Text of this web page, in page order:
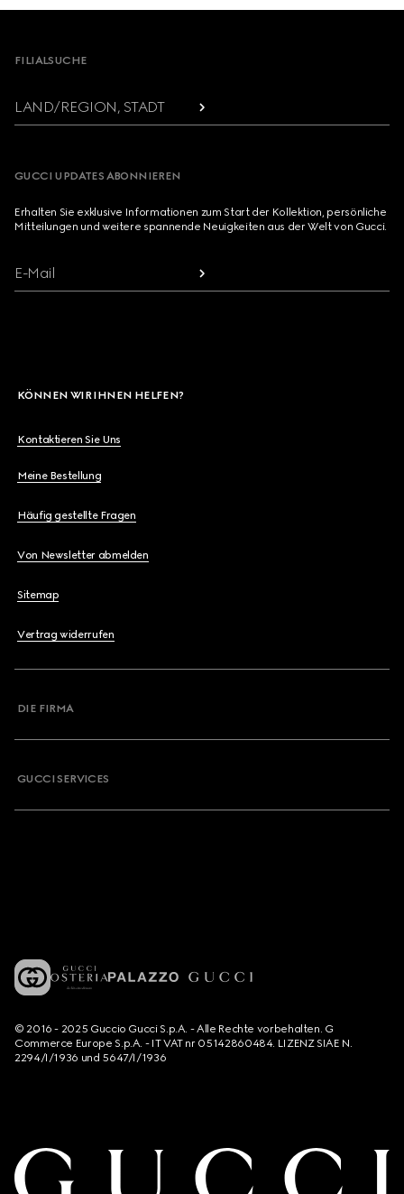
FILIALSUCHE
LAND/REGION, STADT
GUCCI UPDATES ABONNIEREN
Erhalten Sie exklusive Informationen zum Start der Kollektion, persönliche
Mitteilungen und weitere spannende Neuigkeiten aus der Welt von Gucci.
E-Mail
KÖNNEN WIR IHNEN HELFEN?
Kontaktieren Sie Uns
Meine Bestellung
Häufig gestellte Fragen
Von Newsletter abmelden
Sitemap
Vertrag widerrufen
DIE FIRMA
GUCCI SERVICES
© 2016 - 2025 Guccio Gucci S.p.A. - Alle Rechte vorbehalten. G
Commerce Europe S.p.A. - IT VAT nr 05142860484. LIZENZ SIAE N.
2294/I/1936 und 5647/I/1936